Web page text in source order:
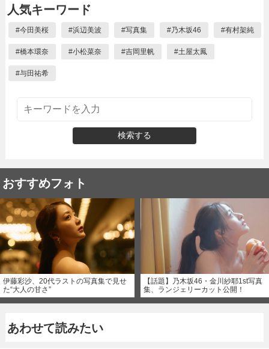
人気キーワード
#今田美桜 #浜辺美波 #写真集 #乃木坂46 #有村架純
#橋本環奈 #小松菜奈 #吉岡里帆 #土屋太鳳
#与田祐希
検索する
おすすめフォト
伊藤彩沙、20代ラストの写真集で見せ
た“大人の甘さ”
【話題】乃木坂46・金川紗耶1st写真
集、ランジェリーカット公開！
あわせて読みたい